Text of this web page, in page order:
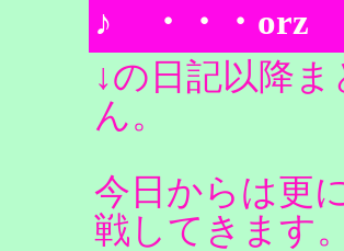
♪ ・・・orz
↓の日記以降
ん。
今日からは更
戦してきます。